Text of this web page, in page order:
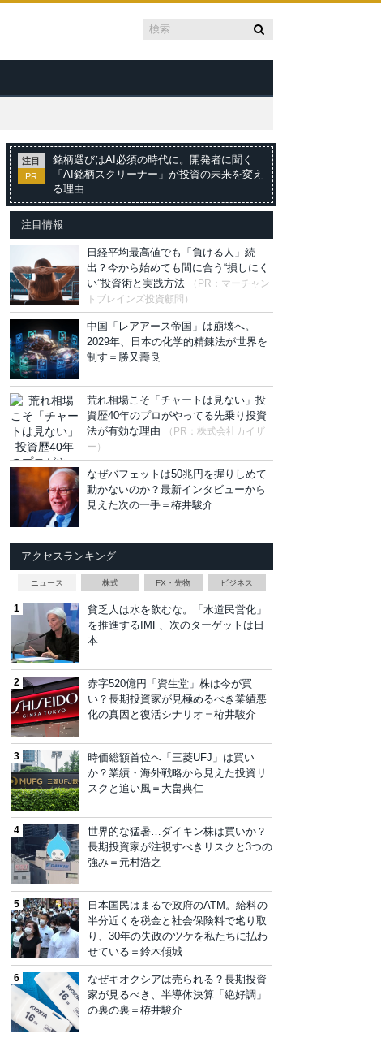
注目
PR
銘柄選びはAI必須の時代に。開発者に聞く
「AI銘柄スクリーナー」が投資の未来を変え
る理由
注目情報
日経平均最高値でも「負ける人」続
出？今から始めても間に合う“損しにく
い”投資術と実践方法
（PR：マーチャン
トブレインズ投資顧問）
中国「レアアース帝国」は崩壊へ。
2029年、日本の化学的精錬法が世界を
制す＝勝又壽良
荒れ相場こそ「チャートは見ない」投
資歴40年のプロがやってる先乗り投資
法が有効な理由
（PR：株式会社カイザ
ー）
なぜバフェットは50兆円を握りしめて
動かないのか？最新インタビューから
見えた次の一手＝栫井駿介
アクセスランキング
ニュース 株式 FX・先物 ビジネス
貧乏人は水を飲むな。「水道民営化」
を推進するIMF、次のターゲットは日
本
赤字520億円「資生堂」株は今が買
い？長期投資家が見極めるべき業績悪
化の真因と復活シナリオ＝栫井駿介
時価総額首位へ「三菱UFJ」は買い
か？業績・海外戦略から見えた投資リ
スクと追い風＝大畠典仁
世界的な猛暑…ダイキン株は買いか？
長期投資家が注視すべきリスクと3つの
強み＝元村浩之
日本国民はまるで政府のATM。給料の
半分近くを税金と社会保険料で毟り取
り、30年の失政のツケを私たちに払わ
せている＝鈴木傾城
なぜキオクシアは売られる？長期投資
家が見るべき、半導体決算「絶好調」
の裏の裏＝栫井駿介